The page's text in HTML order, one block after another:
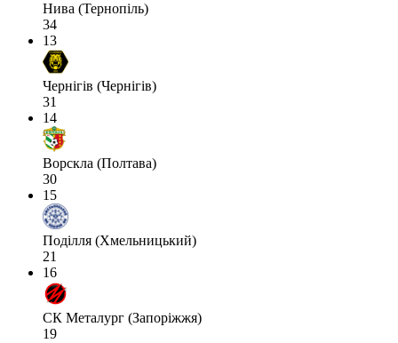
Нива (Тернопіль)
34
13
Чернігів (Чернігів)
31
14
Ворскла (Полтава)
30
15
Поділля (Хмельницький)
21
16
СК Металург (Запоріжжя)
19